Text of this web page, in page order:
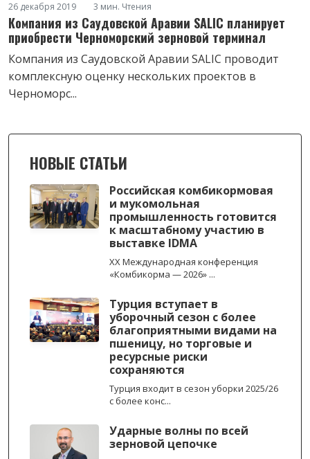
26 декабря 2019 3 мин. Чтения
Компания из Саудовской Аравии SALIC планирует
приобрести Черноморский зерновой терминал
Компания из Саудовской Аравии SALIC проводит
комплексную оценку нескольких проектов в
Черноморс...
НОВЫЕ СТАТЬИ
Российская комбикормовая
и мукомольная
промышленность готовится
к масштабному участию в
выставке IDMA
XX Международная конференция
«Комбикорма — 2026» ...
Турция вступает в
уборочный сезон с более
благоприятными видами на
пшеницу, но торговые и
ресурсные риски
сохраняются
Турция входит в сезон уборки 2025/26
с более конс...
Ударные волны по всей
зерновой цепочке